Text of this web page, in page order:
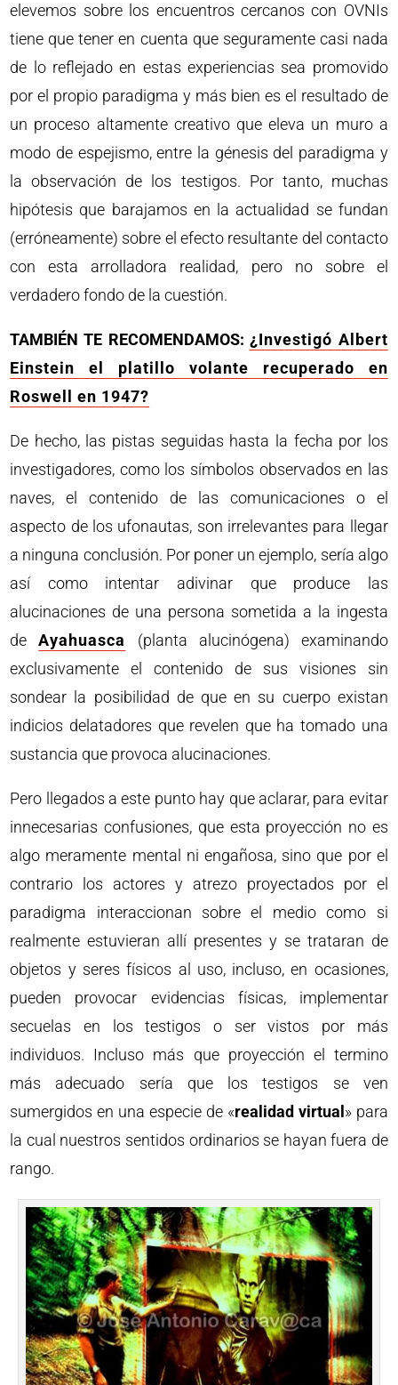
elevemos sobre los encuentros cercanos con OVNIs
tiene que tener en cuenta que seguramente casi nada
de lo reflejado en estas experiencias sea promovido
por el propio paradigma y más bien es el resultado de
un proceso altamente creativo que eleva un muro a
modo de espejismo, entre la génesis del paradigma y
la observación de los testigos. Por tanto, muchas
hipótesis que barajamos en la actualidad se fundan
(erróneamente) sobre el efecto resultante del contacto
con esta arrolladora realidad, pero no sobre el
verdadero fondo de la cuestión.
TAMBIÉN TE RECOMENDAMOS: ¿Investigó Albert
Einstein el platillo volante recuperado en
Roswell en 1947?
De hecho, las pistas seguidas hasta la fecha por los
investigadores, como los símbolos observados en las
naves, el contenido de las comunicaciones o el
aspecto de los ufonautas, son irrelevantes para llegar
a ninguna conclusión. Por poner un ejemplo, sería algo
así como intentar adivinar que produce las
alucinaciones de una persona sometida a la ingesta
deAyahuasca
(planta alucinógena) examinando
exclusivamente el contenido de sus visiones sin
sondear la posibilidad de que en su cuerpo existan
indicios delatadores que revelen que ha tomado una
sustancia que provoca alucinaciones.
Pero llegados a este punto hay que aclarar, para evitar
innecesarias confusiones, que esta proyección no es
algo meramente mental ni engañosa, sino que por el
contrario los actores y atrezo proyectados por el
paradigma interaccionan sobre el medio como si
realmente estuvieran allí presentes y se trataran de
objetos y seres físicos al uso, incluso, en ocasiones,
pueden provocar evidencias físicas, implementar
secuelas en los testigos o ser vistos por más
individuos. Incluso más que proyección el termino
más adecuado sería que los testigos se ven
sumergidos en una especie de «realidad virtual » para
la cual nuestros sentidos ordinarios se hayan fuera de
rango.